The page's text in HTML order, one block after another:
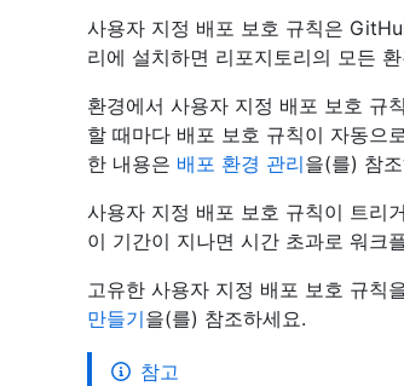
사용자 지정 배포 보호 규칙은
리에 설치하면 리포지토리의 모든
환경에서 사용자 지정 배포 보호 규
할 때마다 배포 보호 규칙이 자동으
한 내용은 배포 환경 관리을(를) 참
사용자 지정 배포 보호 규칙이 트리
이 기간이 지나면 시간 초과로 워크
고유한 사용자 지정 배포 보호 규칙
만들기을(를) 참조하세요.
참고